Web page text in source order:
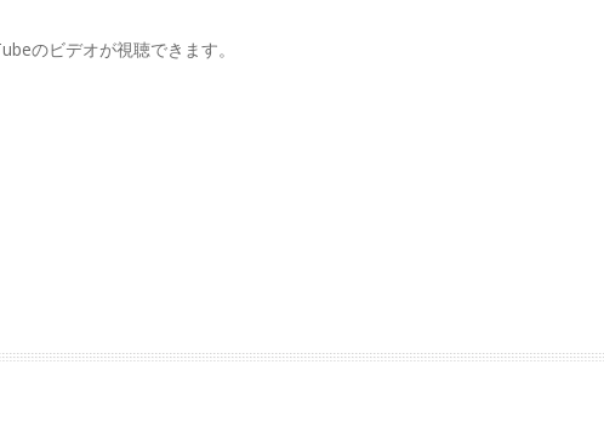
のビデオが視聴できます。